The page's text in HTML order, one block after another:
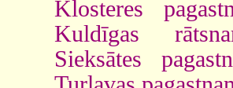
Klosteres
Kuldīgas
Sieksātes